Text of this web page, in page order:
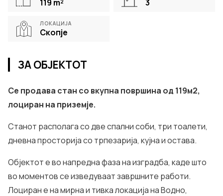
119 m² 3
ЛОКАЦИЈА
Скопје
ЗА ОБЈЕКТОТ
Се продава стан со вкупна површина од 119м2,
лоциран на приземје.
Станот располага со две спални соби, три тоалети,
дневна просторија со трпезарија, кујна и остава.
Објектот е во напредна фаза на изградба, каде што
во моментов се изведуваат завршните работи.
Лоциран е на мирна и тивка локација на Водно,